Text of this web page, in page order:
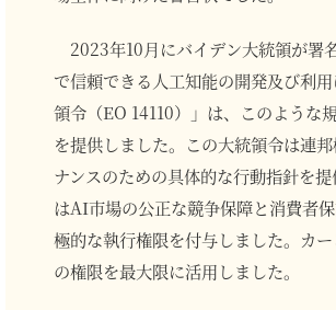
2023年10月にバイデン大統領が署
で信頼できる人工知能の開発及び利
領令（EO 14110）」は、このような
を提供しました。この大統領令は連
ナンスのための具体的な行動指針を
はAI市場の公正な競争保障と消費者
極的な執行権限を付与しました。カ
の権限を最大限に活用しました。